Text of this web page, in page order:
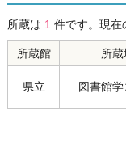
所蔵は 1 件です。現在
所蔵館 所
県立 図書館